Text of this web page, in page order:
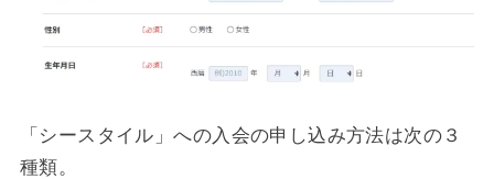
「シースタイル」への入会の申し込み方法は次の３
種類。